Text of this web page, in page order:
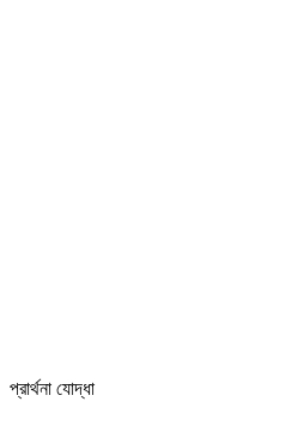
প্রার্থনা যোদ্ধা